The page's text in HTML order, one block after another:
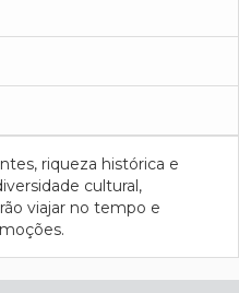
riqueza histórica e
cultural,
viajar no tempo e